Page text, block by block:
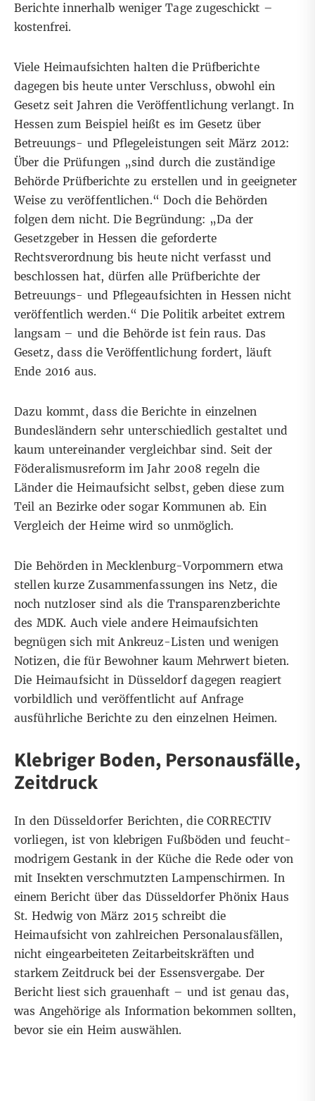
Berichte innerhalb weniger Tage zugeschickt –
kostenfrei.
Viele Heimaufsichten halten die Prüfberichte
dagegen bis heute unter Verschluss, obwohl ein
Gesetz seit Jahren die Veröffentlichung verlangt. In
Hessen zum Beispiel heißt es im Gesetz über
Betreuungs- und Pflegeleistungen seit März 2012:
Über die Prüfungen „sind durch die zuständige
Behörde Prüfberichte zu erstellen und in geeigneter
Weise zu veröffentlichen.“ Doch die Behörden
folgen dem nicht. Die Begründung: „Da der
Gesetzgeber in Hessen die geforderte
Rechtsverordnung bis heute nicht verfasst und
beschlossen hat, dürfen alle Prüfberichte der
Betreuungs- und Pflegeaufsichten in Hessen nicht
veröffentlich werden.“ Die Politik arbeitet extrem
langsam – und die Behörde ist fein raus. Das
Gesetz, dass die Veröffentlichung fordert, läuft
Ende 2016 aus.
Dazu kommt, dass die Berichte in einzelnen
Bundesländern sehr unterschiedlich gestaltet und
kaum untereinander vergleichbar sind. Seit der
Föderalismusreform im Jahr 2008 regeln die
Länder die Heimaufsicht selbst, geben diese zum
Teil an Bezirke oder sogar Kommunen ab. Ein
Vergleich der Heime wird so unmöglich.
Die Behörden in Mecklenburg-Vorpommern etwa
stellen kurze Zusammenfassungen ins Netz, die
noch nutzloser sind als die Transparenzberichte
des MDK. Auch viele andere Heimaufsichten
begnügen sich mit Ankreuz-Listen und wenigen
Notizen, die für Bewohner kaum Mehrwert bieten.
Die Heimaufsicht in Düsseldorf dagegen reagiert
vorbildlich und veröffentlicht auf Anfrage
ausführliche Berichte zu den einzelnen Heimen.
Klebriger Boden, Personausfälle,
Zeitdruck
In den Düsseldorfer Berichten, die CORRECTIV
vorliegen, ist von klebrigen Fußböden und feucht-
modrigem Gestank in der Küche die Rede oder von
mit Insekten verschmutzten Lampenschirmen. In
einem Bericht über das Düsseldorfer Phönix Haus
St. Hedwig von März 2015 schreibt die
Heimaufsicht von zahlreichen Personalausfällen,
nicht eingearbeiteten Zeitarbeitskräften und
starkem Zeitdruck bei der Essensvergabe. Der
Bericht liest sich grauenhaft – und ist genau das,
was Angehörige als Information bekommen sollten,
bevor sie ein Heim auswählen.